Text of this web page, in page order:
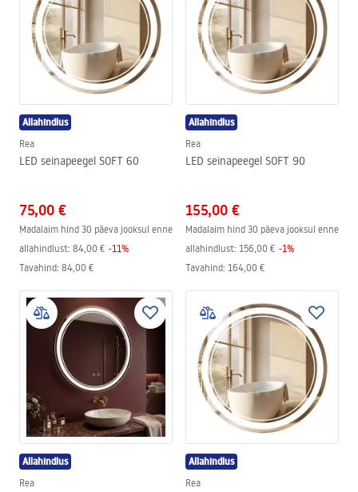
Allahindlus
Rea
LED seinapeegel SOFT 60
75,00 €
Madalaim hind 30 päeva jooksul enne
allahindlust: 84,00 € -11%
Tavahind: 84,00 €
Allahindlus
Rea
LED seinapeegel SOFT 90
155,00 €
Madalaim hind 30 päeva jooksul enne
allahindlust: 156,00 € -1%
Tavahind: 164,00 €
Allahindlus
Rea
Allahindlus
Rea